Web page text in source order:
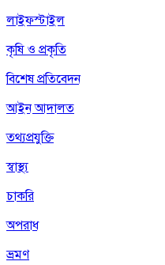
লাইফস্টাইল
কৃষি ও প্রকৃতি
বিশেষ প্রতিবেদন
আইন আদালত
তথ্যপ্রযুক্তি
স্বাস্থ্য
চাকরি
অপরাধ
ভ্রমণ